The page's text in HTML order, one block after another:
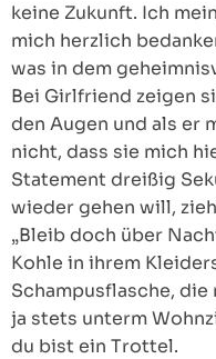
keine Zukunft. Ich
mich herzlich
was in dem
Bei Girlfriend zeigen
den Augen und als er
nicht, dass sie mich
Statement dreißig
wieder gehen will,
„Bleib doch über
Kohle in ihrem
Schampusflasche,
ja stets unterm
du bist ein Trottel.